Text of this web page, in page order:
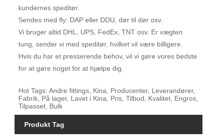
kundernes speditør.
Sendes med fly: DAP eller DDU, dør til dør osv.
Vi bruger altid DHL, UPS, FedEx, TNT osv. Er vægten
tung, sender vi med speditør, hvilket vil være billigere.
Hvis du har et presserende behov, vil vi gøre vores bedste
for at gøre noget for at hjælpe dig.
Hot Tags: Andre fittings, Kina, Producenter, Leverandører,
Fabrik, På lager, Lavet i Kina, Pris, Tilbud, Kvalitet, Engros,
Tilpasset, Bulk
Produkt Tag